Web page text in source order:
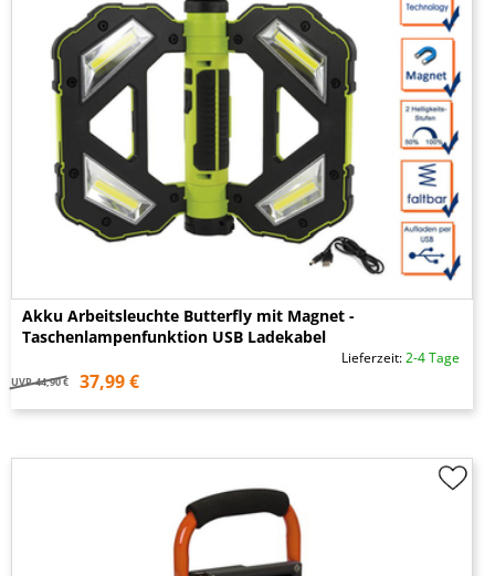
Akku Arbeitsleuchte Butterfly mit Magnet -
Taschenlampenfunktion USB Ladekabel
Lieferzeit:2-4 Tage
UVP 44,90 € 37,99 €